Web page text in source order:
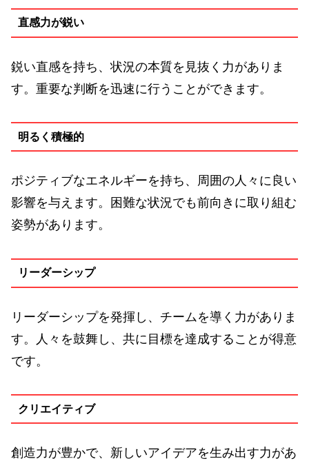
直感力が鋭い
鋭い直感を持ち、状況の本質を見抜く力がありま
す。重要な判断を迅速に行うことができます。
明るく積極的
ポジティブなエネルギーを持ち、周囲の人々に良い
影響を与えます。困難な状況でも前向きに取り組む
姿勢があります。
リーダーシップ
リーダーシップを発揮し、チームを導く力がありま
す。人々を鼓舞し、共に目標を達成することが得意
です。
クリエイティブ
創造力が豊かで、新しいアイデアを生み出す力があ